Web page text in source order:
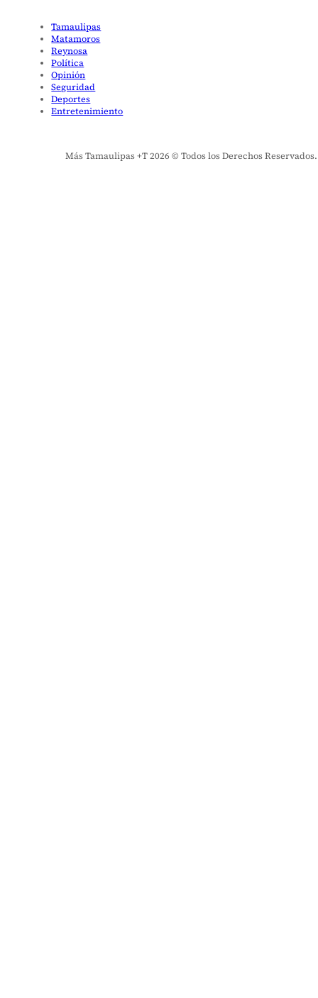
Tamaulipas
Matamoros
Reynosa
Política
Opinión
Seguridad
Deportes
Entretenimiento
Más Tamaulipas +T 2026 © Todos los Derechos